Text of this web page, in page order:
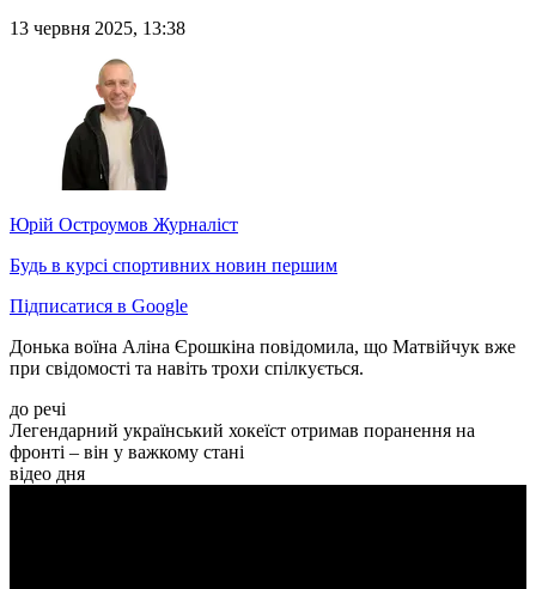
13 червня 2025, 13:38
Юрій Остроумов Журналіст
Будь в курсі спортивних новин першим
Підписатися в Google
Донька воїна Аліна Єрошкіна повідомила, що Матвійчук вже
при свідомості та навіть трохи спілкується.
до речі
Легендарний український хокеїст отримав поранення на
фронті – він у важкому стані
відео дня